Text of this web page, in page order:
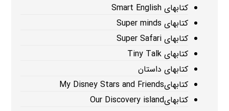
کتابهای Smart English
کتابهای Super minds
کتابهای Super Safari
کتابهای Tiny Talk
کتابهای داستان
کتابهایMy Disney Stars and Friends
کتابهایOur Discovery island